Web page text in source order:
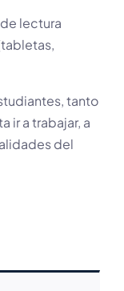
lectura
tanto
ir a trabajar, a
del